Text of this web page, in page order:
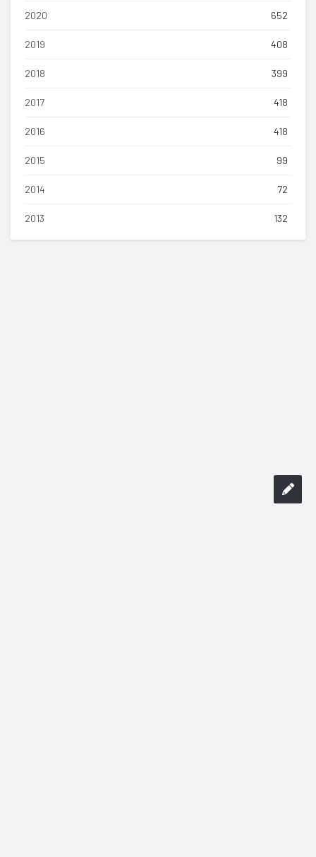
2020 652
2019 408
2018 399
2017 418
2016 418
2015 99
2014 72
2013 132